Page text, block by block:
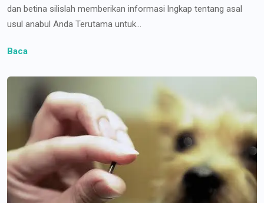
dan betina silislah memberikan informasi lngkap tentang asal
usul anabul Anda Terutama untuk...
Baca